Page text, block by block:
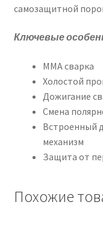
самозащитной
Ключевые
ММА сварка
Холостой
Дожигание
Смена
Встроенный
механизм
Защита от
Похожие